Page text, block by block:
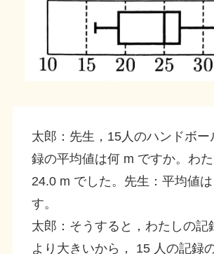
太郎：先生，15人のハンドボー
録の平均値は何 m ですか。わ
24.0 m でした。先生：平均値
す。
太郎：そうすると，わたしの記
より大きいから， 15 人の記録